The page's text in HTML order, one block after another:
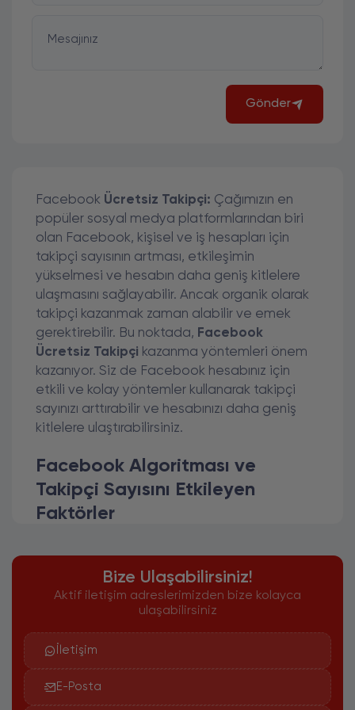
Mesajınız
Gönder
Facebook Ücretsiz Takipçi: Çağımızın en
popüler sosyal medya platformlarından biri
olan Facebook, kişisel ve iş hesapları için
takipçi sayısının artması, etkileşimin
yükselmesi ve hesabın daha geniş kitlelere
ulaşmasını sağlayabilir. Ancak organik olarak
takipçi kazanmak zaman alabilir ve emek
gerektirebilir. Bu noktada, Facebook
Ücretsiz Takipçi kazanma yöntemleri önem
kazanıyor. Siz de Facebook hesabınız için
etkili ve kolay yöntemler kullanarak takipçi
sayınızı arttırabilir ve hesabınızı daha geniş
kitlelere ulaştırabilirsiniz.
Facebook Algoritması ve
Takipçi Sayısını Etkileyen
Faktörler
gelerek bağlantı kurduğu ve içerik paylaştığı
bir sosyal medya platformudur. Ancak,
Facebook'ta takipçi sayınızın artması ve
paylaşımlarınızın daha fazla kişiye ulaşması
için Facebook'un algoritmasını anlamanız
önemlidir.
Facebook Algoritması Nasıl
Çalışır?
Bize Ulaşabilirsiniz!
Aktif iletişim adreslerimizden bize kolayca
ulaşabilirsiniz
İletişim
E-Posta